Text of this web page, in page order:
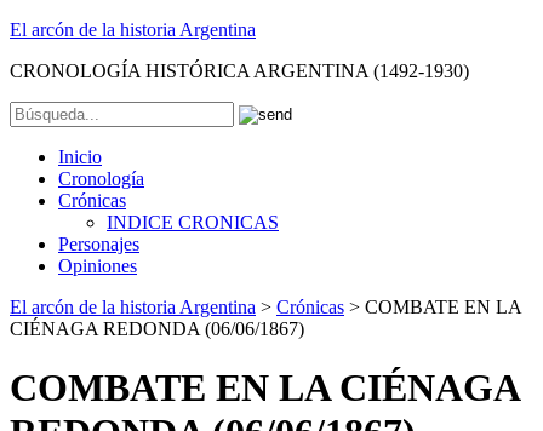
El arcón de la historia Argentina
CRONOLOGÍA HISTÓRICA ARGENTINA (1492-1930)
Inicio
Cronología
Crónicas
INDICE CRONICAS
Personajes
Opiniones
El arcón de la historia Argentina > Crónicas > COMBATE EN LA
CIÉNAGA REDONDA (06/06/1867)
COMBATE EN LA CIÉNAGA